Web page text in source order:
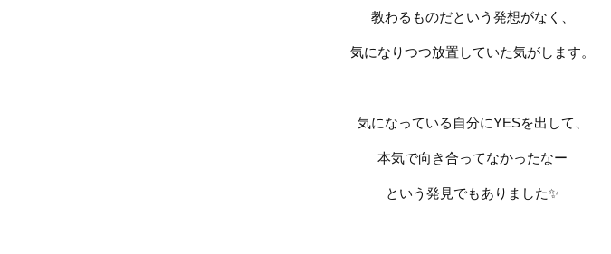
教わるものだという発想がなく、
気になりつつ放置していた気がします。
気になっている自分にYESを出して、
本気で向き合ってなかったなー
という発見でもありました✨